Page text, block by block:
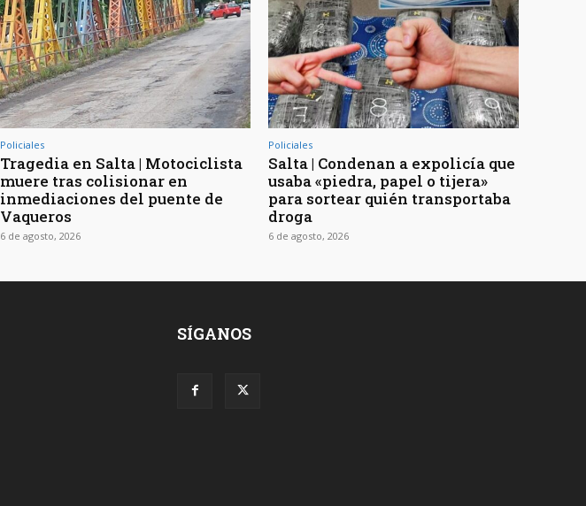
Policiales
Tragedia en Salta | Motociclista
muere tras colisionar en
inmediaciones del puente de
Vaqueros
6 de agosto, 2026
Policiales
Salta | Condenan a expolicía que
usaba «piedra, papel o tijera»
para sortear quién transportaba
droga
6 de agosto, 2026
SÍGANOS